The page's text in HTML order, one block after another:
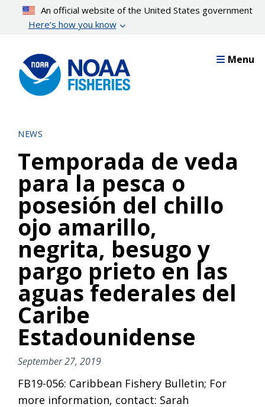
content
An official website of the United States government
Here’s how you know
Menu
NEWS
Temporada de veda
para la pesca o
posesión del chillo
ojo amarillo,
negrita, besugo y
pargo prieto en las
aguas federales del
Caribe
Estadounidense
September 27, 2019
FB19-056: Caribbean Fishery Bulletin; For
more information, contact: Sarah